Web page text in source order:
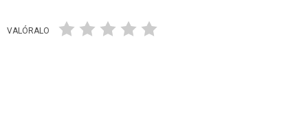
VALÓRALO